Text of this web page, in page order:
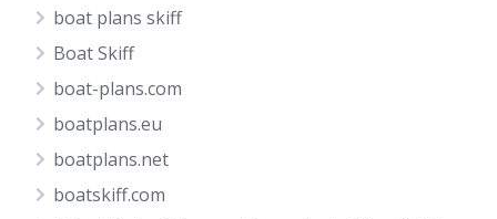
boat plans skiff
Boat Skiff
boat-plans.com
boatplans.eu
boatplans.net
boatskiff.com